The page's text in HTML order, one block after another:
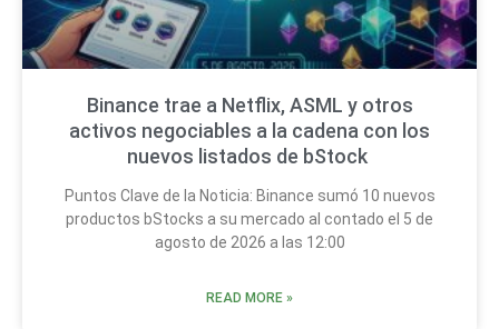
Binance trae a Netflix, ASML y otros
activos negociables a la cadena con los
nuevos listados de bStock
Puntos Clave de la Noticia: Binance sumó 10 nuevos
productos bStocks a su mercado al contado el 5 de
agosto de 2026 a las 12:00
READ MORE »